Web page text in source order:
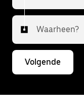
Waarheen?
Volgende